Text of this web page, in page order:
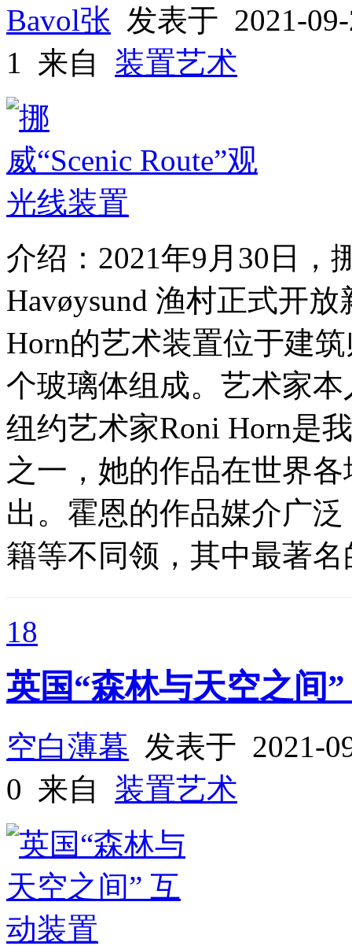
Bavol张 发表于 2021-
1 来自 装置艺术
介绍：2021年9月30日，
Havøysund 渔村正式开放
Horn的艺术装置位于建
个玻璃体组成。艺术家
纽约艺术家Roni Horn是
之一，她的作品在世界
出。霍恩的作品媒介广
籍等不同领，其中最著名
18
英国“森林与天空之间
空白薄暮 发表于 2021-
0 来自 装置艺术